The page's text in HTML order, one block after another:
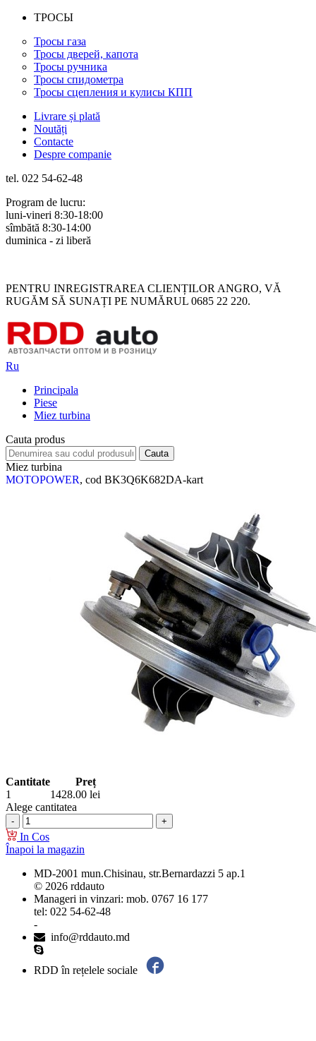
ТРОСЫ
Тросы газа
Тросы дверей, капота
Тросы ручника
Тросы спидометра
Тросы сцепления и кулисы КПП
Livrare și plată
Noutăți
Contacte
Despre companie
tel. 022 54-62-48
Program de lucru:
luni-vineri 8:30-18:00
sîmbătă 8:30-14:00
duminica - zi liberă
PENTRU INREGISTRAREA CLIENȚILOR ANGRO, VĂ
RUGĂM SĂ SUNAȚI PE NUMĂRUL 0685 22 220.
Ru
Principala
Piese
Miez turbina
Cauta produs
Miez turbina
MOTOPOWER, cod BK3Q6K682DA-kart
Cantitate
Preț
1
1428.00 lei
Alege cantitatea
In Cos
Înapoi la magazin
MD-2001 mun.Chisinau, str.Bernardazzi 5 ap.1
© 2026 rddauto
Manageri in vinzari: mob. 0767 16 177
tel: 022 54-62-48
-
info@rddauto.md
RDD în rețelele sociale